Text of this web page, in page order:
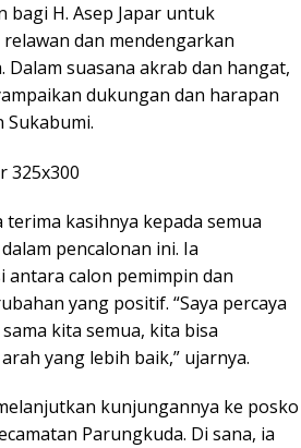
bagi H. Asep Japar untuk
dan mendengarkan
suasana akrab dan hangat,
dukungan dan harapan
kasihnya kepada semua
pencalonan ini. Ia
calon pemimpin dan
yang positif. “Saya percaya
kita semua, kita bisa
yang lebih baik,” ujarnya.
kunjungannya ke posko
Parungkuda. Di sana, ia